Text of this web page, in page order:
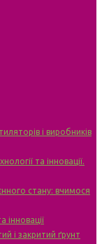
і виробників
та інновації.
стану: вчимося
інновації
і закритий ґрунт